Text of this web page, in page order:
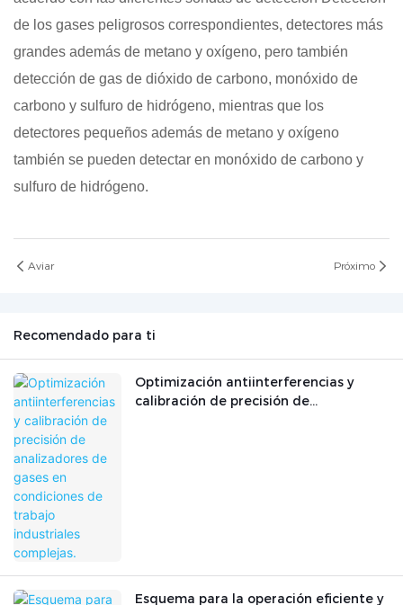
de los gases peligrosos correspondientes, detectores más
grandes además de metano y oxígeno, pero también
detección de gas de dióxido de carbono, monóxido de
carbono y sulfuro de hidrógeno, mientras que los
detectores pequeños además de metano y oxígeno
también se pueden detectar en monóxido de carbono y
sulfuro de hidrógeno.
Aviar Próximo
Recomendado para ti
Optimización antiinterferencias y
calibración de precisión de
Esquema para la operación eficiente y